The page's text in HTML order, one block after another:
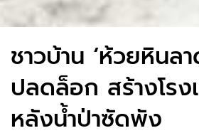
ชาวบ้าน ‘ห้วยหินล
ปลดล็อก สร้างโรง
หลังน้ำป่าซัดพัง